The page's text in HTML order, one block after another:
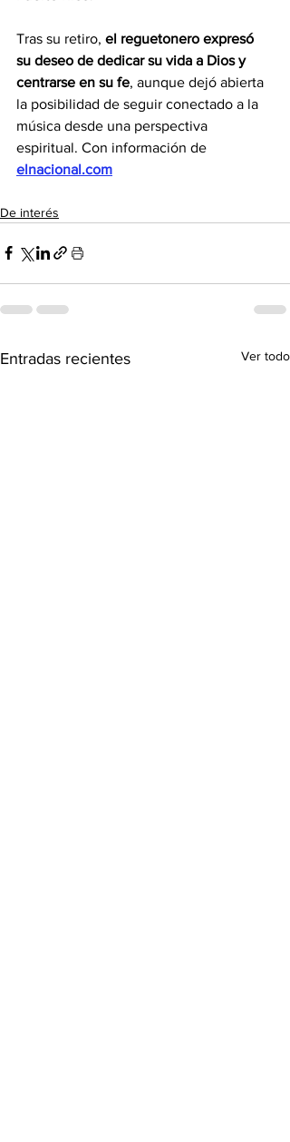
Tras su retiro, el reguetonero expresó
su deseo de dedicar su vida a Dios y
centrarse en su fe, aunque dejó abierta
la posibilidad de seguir conectado a la
música desde una perspectiva
espiritual. Con información de
elnacional.com
De interés
Entradas recientes Ver todo